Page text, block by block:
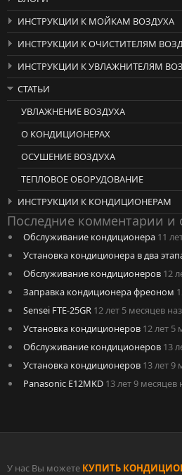
ИНСТРУКЦИИ К МОЙКАМ ВОЗДУХА
ИНСТРУКЦИИ К ОЧИСТИТЕЛЯМ
ИНСТРУКЦИИ К УВЛАЖНИТЕЛЯМ
СТАТЬИ
УВЛАЖНЕНИЕ ВОЗДУХА
О КОНДИЦИОНЕРАХ
ОСУШЕНИЕ ВОЗДУХА
ТЕПЛОВОЕ ОБОРУДОВАНИЕ
ИНСТРУКЦИИ К КОНДИЦИОНЕРАМ
Последние комментарии и
Обслуживание кондиционера 11
Установка кондиционера в два
Обслуживание кондиционеров 12
Заправка кондиционера фреоном
Sensei FTE-25GR 12 лет 5 месяцев
Установка кондиционеров 12 лет 5
Обслуживание кондиционеров 13
Установка кондиционеров 13 лет 9
Panasonic E12MKD 13 лет 9 месяцев
У нас Вы можете КУПИТЬ